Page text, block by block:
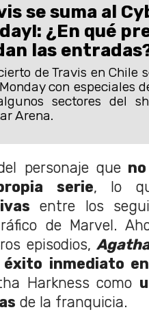
se suma al
¿En qué
las
de Travis en Chile
con especiales
sectores del
Arena.
personaje queno
serie, lo
entre los
de Marvel.
episodios,
inmediato en
Harkness como
de la franquicia.